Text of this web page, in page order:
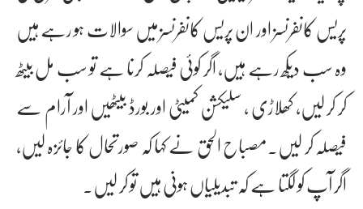
پریس کانفرنسز اور ان پریس کانفرنسز میں سوالات ہو رہے ہیں
وہ سب دیکھ رہے ہیں، اگر کوئی فیصلہ کرنا ہے تو سب مل بیٹھ
کر کر لیں، کھلاڑی ، سلیکشن کمیٹی اور بورڈ بیٹھیں اور آرام سے
فیصلہ کر لیں۔مصباح الحق نے کہا کہ صورتحال کا جائزہ لیں،
اگر آپ کو لگتا ہے کہ تبدیلیاں ہونی ہیں تو کر لیں۔